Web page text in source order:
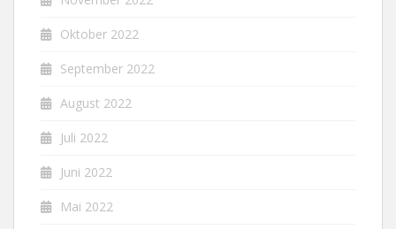
Oktober 2022
September 2022
August 2022
Juli 2022
Juni 2022
Mai 2022